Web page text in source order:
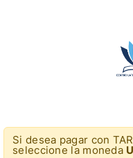
Si desea pagar con
seleccione la moneda